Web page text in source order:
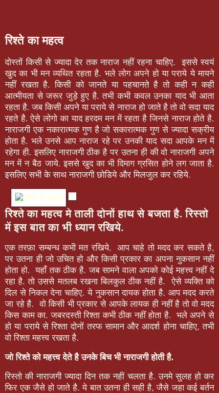
रिश्ते का महत्व
दोस्तों किसी से ज्यादा देर तक नाराज नहीं रहना चाहिए.इससे स्वयं
खुद का भी मन व्यथित रहता है. भले लोग अपने हो या पराये ये मायने
नहीं रखता है. किसी को जानते या पहचानते है तो कही न कही
आत्मीयता से जरूर जुड़े हुए है. तभी कभी कवल उनका याद भी आता
रहता है. जब किसी अपने या पराये से नाराज हो जाते है तो वो सदा याद
रहते है. ऐसे लोगो का याद हरदम मन में रहता है जिनसे नाराज होते है.
नाराजगी एक नकारात्मक गुण है जो सकारात्मक गुण से ज्यादा सक्रीय
होता है. भले उनसे आप नाराज रहे पर उनकी याद सदा आपके मन में
रहेगा ही. इसलिए नाराजगी ठीक है पर उतना ही की वो नाराजगी अपने
मन में न बैठ जाये. इससे खुद का भी दिमाग ग्रसित होने लग जाता है.
इसलिए सभी के साथ नाराजगी छोडिये और मिलजुल कर रहिये.
रिश्ते का महत्व मे ताली दोनों हाथ से बजता है. रिस्तो
में इस बात का भी ध्यान रखिये.
एक तरफ़ा सम्बन्ध कभी मत रखिये. आप चाहे तो मदद कर सकते है,
पर उतना ही जो उचित हो और किसी प्रकार का अपना नुकसान नहीं
होता हो. यहाँ तक ठीक है. जब सामने वाला अपको कोई महत्त्व नहीं दे
रहा है. तो उससे मतलब रखना बिलकुल ठीक नहीं है. ऐसे व्यक्ति को
दिल से निकल देना चाहिए. ये नुकसान दायक होता है. आप मदद करते
जा रहे है. वो किसी भी प्रकार से आपके लायक ही नहीं है तो वो मदद
किस काम का. जबरदस्ती रिश्ता कभी ठीक नहीं होता है. भले अपने से
हो या पराये से रिश्ता दोनों तरफ सामान और आदर्श होना चाहिए, तभी
वो रिश्ता महत्त्व रखता है.
जो रिश्ते को महत्त्व देते है उनके बिच भी नाराजगी होती है.
रिस्तो की नाराजगी ज्यादा दिन तक नहीं चलता है. उनमे सुलह हो कर
फिर एक जैसे हो जाते है. ये बात उतना ही सही है, जैसे जहा कई बर्तन